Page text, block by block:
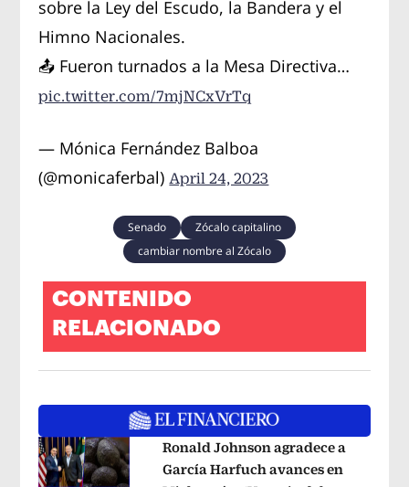
sobre la Ley del Escudo, la Bandera y el
Himno Nacionales.
📤 Fueron turnados a la Mesa Directiva…
pic.twitter.com/7mjNCxVrTq
— Mónica Fernández Balboa
(@monicaferbal) April 24, 2023
Senado
Zócalo capitalino
cambiar nombre al Zócalo
CONTENIDO
RELACIONADO
Ronald Johnson agradece a
García Harfuch avances en